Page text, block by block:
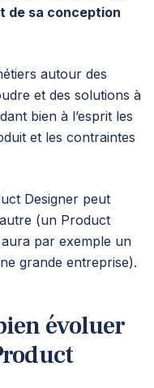
de sa conception
autour des
et des solutions à
bien à l’esprit les
et les contraintes
Designer peut
(un Product
par exemple un
grande entreprise).
évoluer